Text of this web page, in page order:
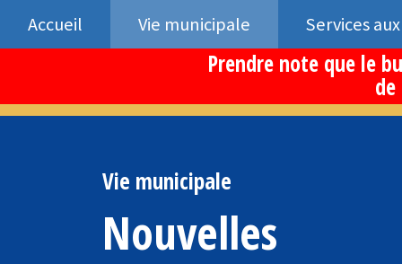
Accueil Vie municipale Services
Prendre note que le
Vie municipale
Nouvelles